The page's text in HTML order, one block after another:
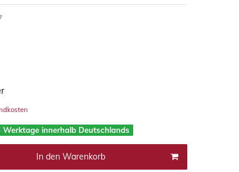
innerhalb Deutschlands
In den Warenkorb